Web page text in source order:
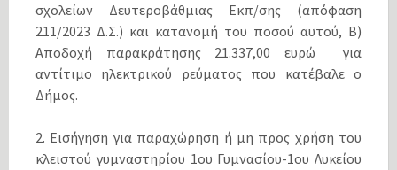
σχολείων Δευτεροβάθμιας Εκπ/σης (απόφαση
211/2023 Δ.Σ.) και κατανομή του ποσού αυτού, Β)
Αποδοχή παρακράτησης 21.337,00 ευρώ για
αντίτιμο ηλεκτρικού ρεύματος που κατέβαλε ο
Δήμος.
2. Εισήγηση για παραχώρηση ή μη προς χρήση του
κλειστού γυμναστηρίου 1ου Γυμνασίου-1ου Λυκείου